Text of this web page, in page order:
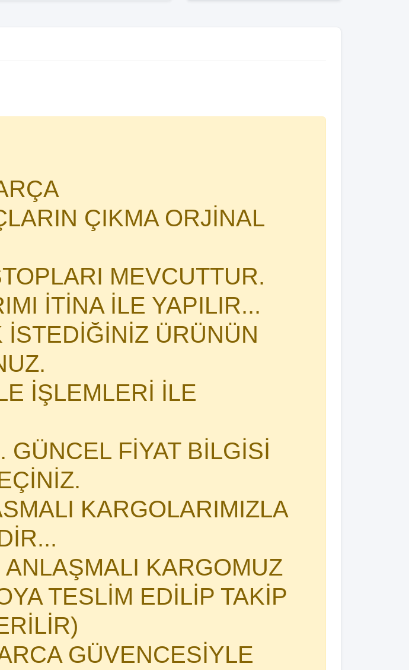
ÇIKMA ORJİNAL
MEVCUTTUR.
İTİNA İLE YAPILIR...
ÜRÜNÜN
İŞLEMLERİ İLE
GÜNCEL FİYAT BİLGİSİ
KARGOLARIMIZLA
KARGOMUZ
TESLİM EDİLİP TAKİP
GÜVENCESİYLE